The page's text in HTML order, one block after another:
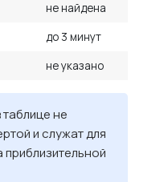
не найдена
до 3 минут
не указано
не
и служат для